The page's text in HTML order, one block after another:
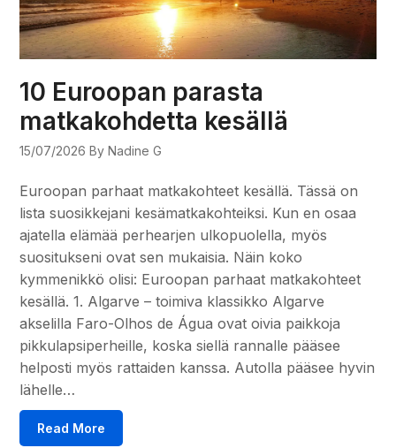
10 Euroopan parasta
matkakohdetta kesällä
15/07/2026 By Nadine G
Euroopan parhaat matkakohteet kesällä. Tässä on
lista suosikkejani kesämatkakohteiksi. Kun en osaa
ajatella elämää perhearjen ulkopuolella, myös
suositukseni ovat sen mukaisia. Näin koko
kymmenikkö olisi: Euroopan parhaat matkakohteet
kesällä. 1. Algarve – toimiva klassikko Algarve
akselilla Faro-Olhos de Água ovat oivia paikkoja
pikkulapsiperheille, koska siellä rannalle pääsee
helposti myös rattaiden kanssa. Autolla pääsee hyvin
lähelle…
Read More